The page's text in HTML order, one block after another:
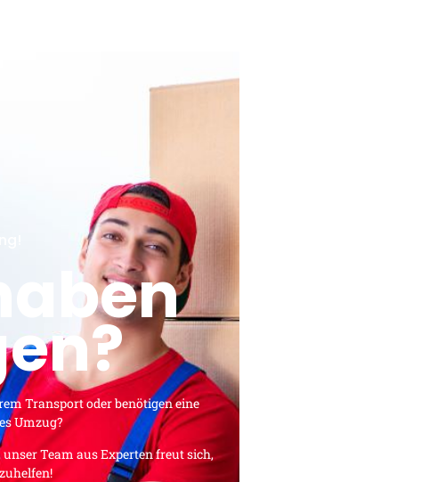
Transport oder benötigen eine
Umzug?
unser Team aus Experten freut sich,